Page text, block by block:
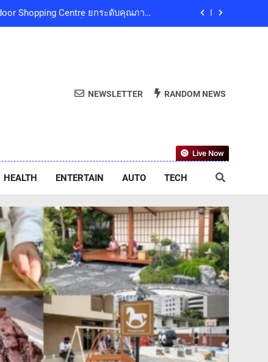
อมสำนึกในพระกรุณาธิคุณของสมเด็จ
Presents ‘นั่งเล่น 10’ เทศกาลดนตรี
ธันวาคมนี้ ที่ทองสมบูรณ์คลับ เขาใหญ่
Shopping Centre ยกระดับคุณภาพ
อมสำนึกในพระกรุณาธิคุณของสมเด็จ
ริณีสิริพัชร มหาวัชรราชธิดา เป็นล้นพ้น
NEWSLETTER RANDOM NEWS
HEALTH ENTERTAIN AUTO TECH
Live Now